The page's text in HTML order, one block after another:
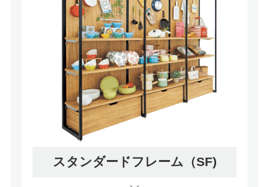
スタンダードフレーム（SF)